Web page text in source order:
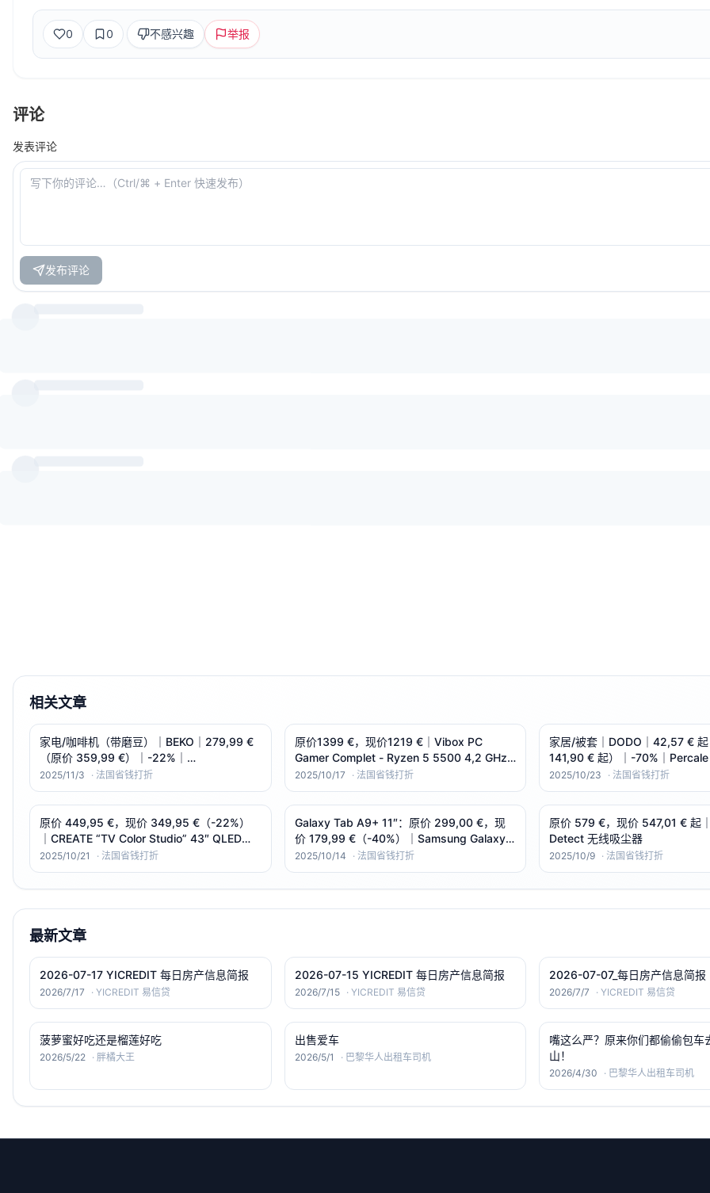
0 0 不感兴趣 举报
评论
发表评论
发布评论
相关文章
家电/咖啡机（带磨豆）｜BEKO｜279,99 €
（原价 359,99 €）｜-22%｜
CEG7304X（1350W｜19 bar｜彩色触控
屏）
2025/11/3 · 法国省钱打折
原价1399 €，现价1219 €｜Vibox PC
Gamer Complet - Ryzen 5 5500 4,2 GHz -
RTX 5060 Ti 8 Go - 16 Go RAM - 1 T
2025/10/17 · 法国省钱打折
家居/被套｜DODO｜42,57 €
141,90 € 起）｜-70%｜
·Thermosoft 温控·白色
（240×220/260×240）
2025/10/23 · 法国省钱打折
原价 449,95 €，现价 349,95 €（-22%）
｜CREATE “TV Color Studio” 43″ QLED
4K（哑光防眩＋彩色边框/底座） 。
2025/10/21 · 法国省钱打折
Galaxy Tab A9+ 11″：原价 299,00 €，现
价 179,99 €（-40%）｜Samsung Galaxy
Tab A9+
2025/10/14 · 法国省钱打折
原价 579 €，现价 547,01 € 起
Detect 无线吸尘器
2025/10/9 · 法国省钱打折
最新文章
2026-07-17 YICREDIT 每日房产信息简报
2026/7/17 · YICREDIT 易信贷
2026-07-15 YICREDIT 每日房产信息简报
2026/7/15 · YICREDIT 易信贷
2026-07-07_每日房产信息简报
2026/7/7 · YICREDIT 易信贷
菠萝蜜好吃还是榴莲好吃
2026/5/22 · 胖橘大王
出售爱车
2026/5/1 · 巴黎华人出租车司机
嘴这么严？原来你们都偷偷包车
山！
2026/4/30 · 巴黎华人出租车司机